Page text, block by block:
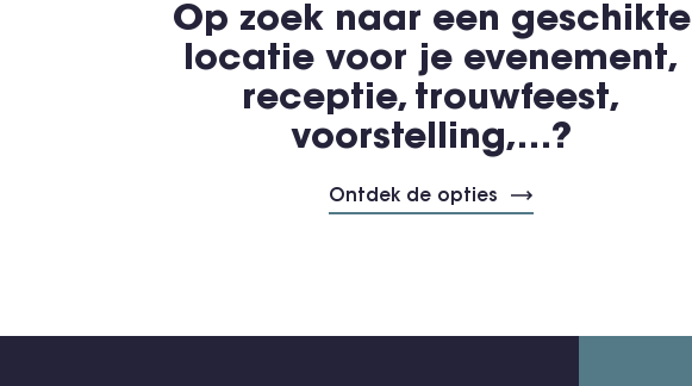
Op zoek naar een geschikte
locatie voor je evenement,
receptie, trouwfeest,
voorstelling,…?
Ontdek de opties